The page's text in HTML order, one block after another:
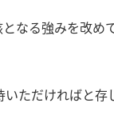
なる強みを改め
ただければと存